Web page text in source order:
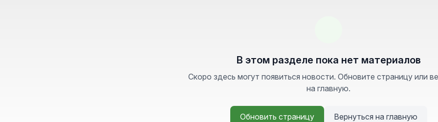
В этом разделе пока нет материалов
Скоро здесь могут появиться новости. Обновите страницу или
на главную.
Обновить страницу Вернуться на главную